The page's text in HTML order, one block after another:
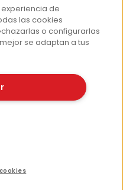
Consumer
de
las cookies
o configurarlas
se adaptan a tus